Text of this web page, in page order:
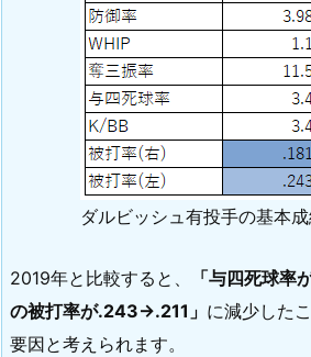
ダルビッシュ有投手の基本
2019年と比較すると、
「与四死球
の被打率が.243→.211」 に減少した
要因と考えられます。